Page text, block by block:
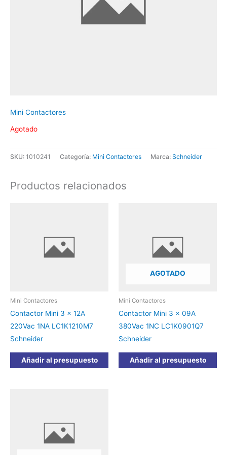
Mini Contactores
Agotado
SKU: 1010241 Categoría: Mini Contactores Marca: Schneider
Productos relacionados
Mini Contactores
Contactor Mini 3 x 12A
220Vac 1NA LC1K1210M7
Schneider
Añadir al presupuesto
AGOTADO
Mini Contactores
Contactor Mini 3 x 09A
380Vac 1NC LC1K0901Q7
Schneider
Añadir al presupuesto